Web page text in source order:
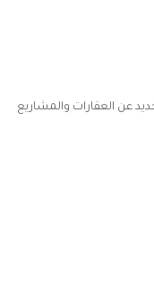
عن العقارات والمشاريع